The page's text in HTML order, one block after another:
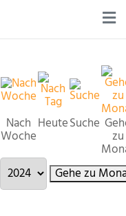
Nach
Woche
HeuteSuche
zu
Gehe zu